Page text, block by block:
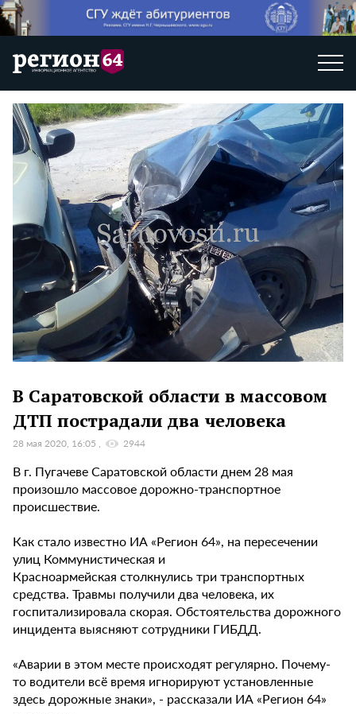
В Саратовской области в массовом
ДТП пострадали два человека
28 мая 2020, 16:05 2944
В г. Пугачеве Саратовской области днем 28 мая
произошло массовое дорожно-транспортное
происшествие.
Как стало известно ИА «Регион 64», на пересечении
улиц Коммунистическая и
Красноармейская столкнулись три транспортных
средства. Травмы получили два человека, их
госпитализировала скорая. Обстоятельства дорожного
инцидента выясняют сотрудники ГИБДД.
«Аварии в этом месте происходят регулярно. Почему-
то водители всё время игнорируют установленные
здесь дорожные знаки», - рассказали ИА «Регион 64»